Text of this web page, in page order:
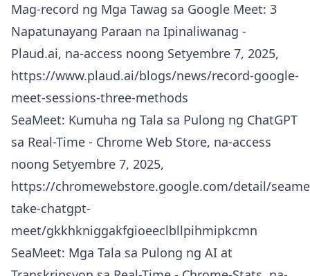
Mag-record ng Mga Tawag sa Google Meet: 3
Napatunayang Paraan na Ipinaliwanag -
Plaud.ai, na-access noong Setyembre 7, 2025,
https://www.plaud.ai/blogs/news/record-google-
meet-sessions-three-methods
SeaMeet: Kumuha ng Tala sa Pulong ng ChatGPT
sa Real-Time - Chrome Web Store, na-access
noong Setyembre 7, 2025,
https://chromewebstore.google.com/detail/
take-chatgpt-
meet/gkkhkniggakfgioeeclbllpihmipkcmn
SeaMeet: Mga Tala sa Pulong ng AI at